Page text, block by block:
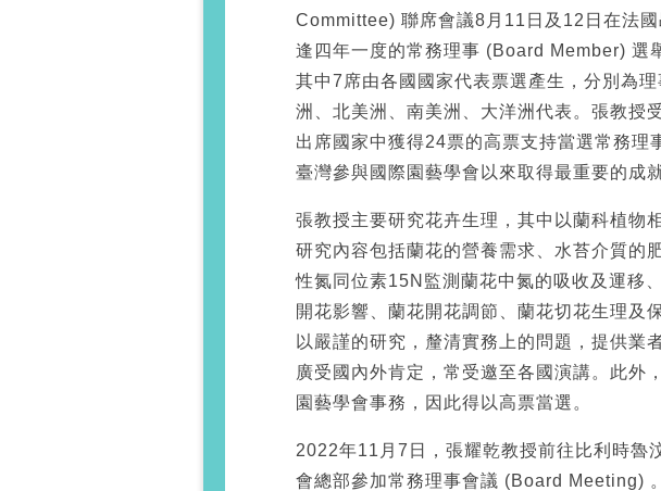
Committee) 聯席會議8月11日及12日在法
逢四年一度的常務理事 (Board Member) 選
其中7席由各國國家代表票選產生，分別為
洲、北美洲、南美洲、大洋洲代表。張教授
出席國家中獲得24票的高票支持當選常務理
臺灣參與國際園藝學會以來取得最重要的成就
張教授主要研究花卉生理，其中以蘭科植物
研究內容包括蘭花的營養需求、水苔介質的
性氮同位素15N監測蘭花中氮的吸收及運移
開花影響、蘭花開花調節、蘭花切花生理及
以嚴謹的研究，釐清實務上的問題，提供業
廣受國內外肯定，常受邀至各國演講。此外
園藝學會事務，因此得以高票當選。
2022年11月7日，張耀乾教授前往比利時魯
會總部參加常務理事會議 (Board Meeting)